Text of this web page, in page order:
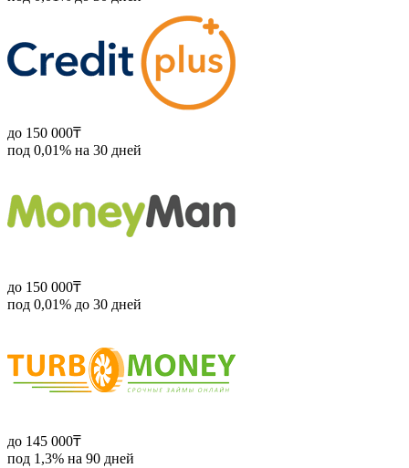
до 150 000₸
под 0,01% на 30 дней
до 150 000₸
под 0,01% до 30 дней
до 145 000₸
под 1,3% на 90 дней